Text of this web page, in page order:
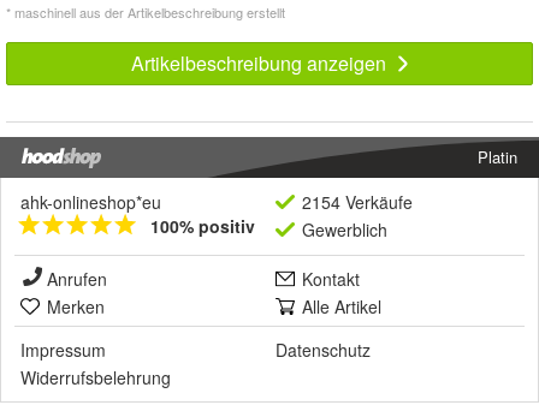
* maschinell aus der Artikelbeschreibung erstellt
Artikelbeschreibung anzeigen
Platin
ahk-onlineshop*eu
100% positiv
2154 Verkäufe
Gewerblich
Anrufen
Kontakt
Merken
Alle Artikel
Impressum
Datenschutz
Widerrufsbelehrung